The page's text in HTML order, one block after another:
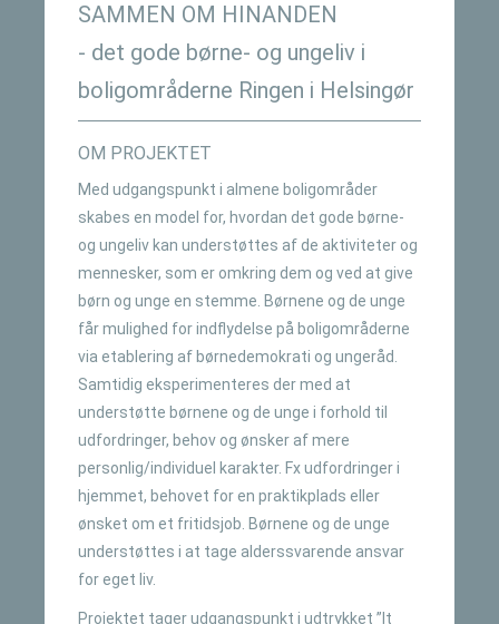
SAMMEN OM HINANDEN
- det gode børne- og ungeliv i
boligområderne Ringen i Helsingør
OM PROJEKTET
Med udgangspunkt i almene boligområder
skabes en model for, hvordan det gode børne-
og ungeliv kan understøttes af de aktiviteter og
mennesker, som er omkring dem og ved at give
børn og unge en stemme. Børnene og de unge
får mulighed for indflydelse på boligområderne
via etablering af børnedemokrati og ungeråd.
Samtidig eksperimenteres der med at
understøtte børnene og de unge i forhold til
udfordringer, behov og ønsker af mere
personlig/individuel karakter. Fx udfordringer i
hjemmet, behovet for en praktikplads eller
ønsket om et fritidsjob. Børnene og de unge
understøttes i at tage alderssvarende ansvar
for eget liv.
Projektet tager udgangspunkt i udtrykket ”It